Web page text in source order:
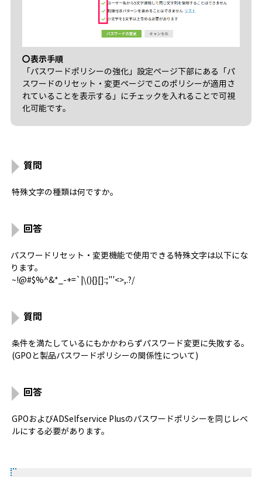
〇表示手順
「パスワードポリシーの強化」設定ページ下部にある「パ
スワードのリセット・変更ページでこのポリシーが適用さ
れていることを表示する」にチェックを入れることで可視
化可能です。
質問
特殊文字の種類は何ですか。
回答
パスワードリセット・変更機能で使用できる特殊文字は以下にな
ります。
~!@#$%^&*_-+=`|\(){}[]:;"'<>,.?/
質問
条件を満たしているにもかかわらずパスワード変更に失敗する。
(GPOと製品パスワードポリシーの関係性について)
回答
GPOおよびADSelfservice Plusのパスワードポリシーを同じレベ
ルにする必要があります。